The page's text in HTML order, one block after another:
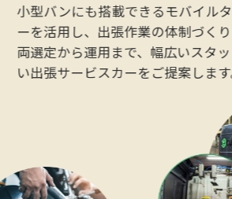
小型バンにも搭載できるモバイル
ーを活用し、出張作業の体制づく
両選定から運用まで、幅広いスタ
い出張サービスカーをご提案します